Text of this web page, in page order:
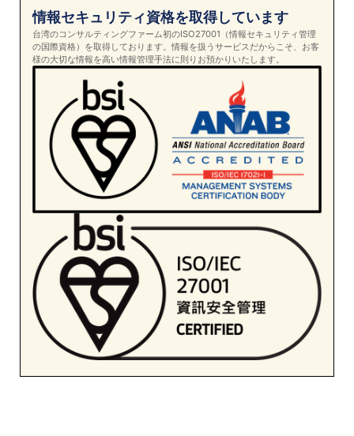
情報セキュリティ資格を取得しています
台湾のコンサルティングファーム初のISO27001（情報セキュリティ管理
の国際資格）を取得しております。情報を扱うサービスだからこそ、お客
様の大切な情報を高い情報管理手法に則りお預かりいたします。